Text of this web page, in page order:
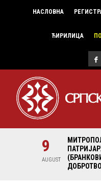
НАСЛОВНА
ЋИРИЛИЦА
9
AUGUST